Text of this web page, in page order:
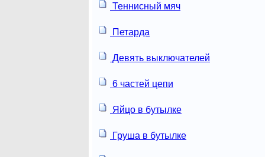
Теннисный мяч
Петарда
Девять выключателей
6 частей цепи
Яйцо в бутылке
Груша в бутылке